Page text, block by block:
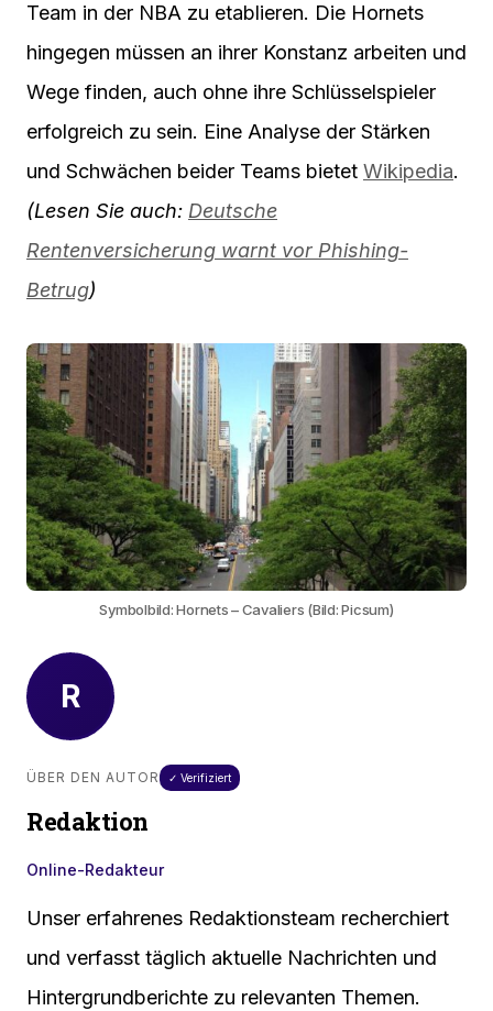
Team in der NBA zu etablieren. Die Hornets
hingegen müssen an ihrer Konstanz arbeiten und
Wege finden, auch ohne ihre Schlüsselspieler
erfolgreich zu sein. Eine Analyse der Stärken
und Schwächen beider Teams bietet Wikipedia.
(Lesen Sie auch: Deutsche
Rentenversicherung warnt vor Phishing-
Betrug)
Symbolbild: Hornets – Cavaliers (Bild: Picsum)
R
ÜBER DEN AUTOR ✓ Verifiziert
Redaktion
Online-Redakteur
Unser erfahrenes Redaktionsteam recherchiert
und verfasst täglich aktuelle Nachrichten und
Hintergrundberichte zu relevanten Themen.